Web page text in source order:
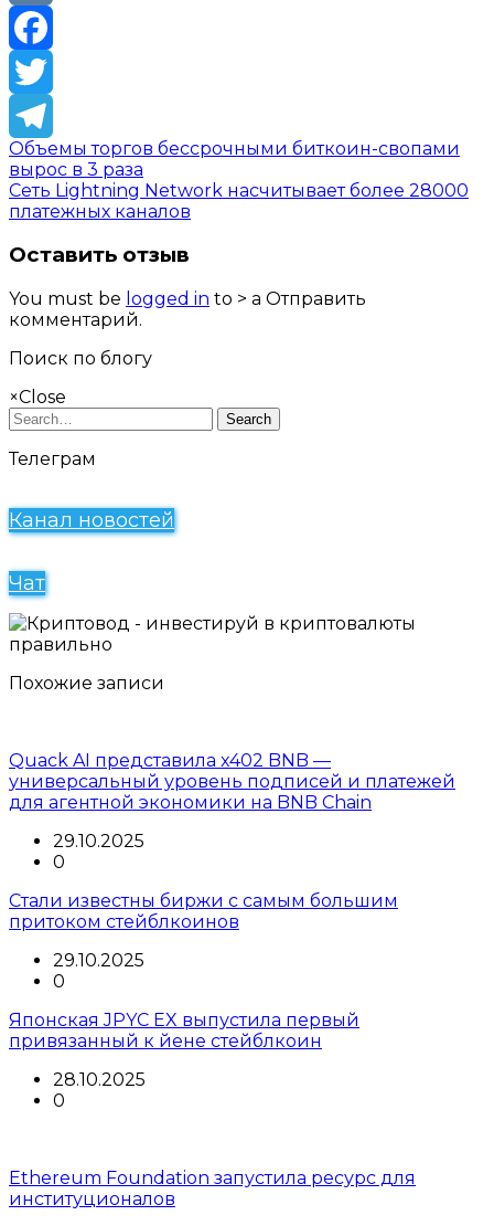
VK
Facebook
Twitter
Telegram
Объемы торгов бессрочными биткоин-свопами
вырос в 3 раза
Сеть Lightning Network насчитывает более 28000
платежных каналов
Оставить отзыв
You must be logged in to > a Отправить
комментарий.
Поиск по блогу
×Close
Search
Телеграм
Канал новостей
Чат
Похожие записи
Quack AI представила x402 BNB —
универсальный уровень подписей и платежей
для агентной экономики на BNB Chain
29.10.2025
0
Стали известны биржи с самым большим
притоком стейблкоинов
29.10.2025
0
Японская JPYC EX выпустила первый
привязанный к йене стейблкоин
28.10.2025
0
Ethereum Foundation запустила ресурс для
институционалов